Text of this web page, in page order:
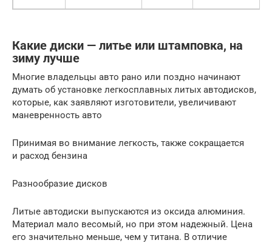
Какие диски — литье или штамповка, на
зиму лучше
Многие владельцы авто рано или поздно начинают
думать об установке легкосплавных литых автодисков,
которые, как заявляют изготовители, увеличивают
маневренность авто
Принимая во внимание легкость, также сокращается
и расход бензина
Разнообразие дисков
Литые автодиски выпускаются из оксида алюминия.
Материал мало весомый, но при этом надежный. Цена
его значительно меньше, чем у титана. В отличие